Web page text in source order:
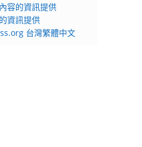
容的資訊提供
資訊提供
台灣繁體中文